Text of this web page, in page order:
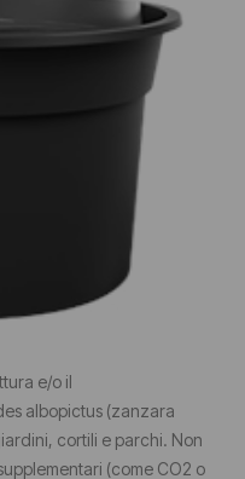
e/o il
albopictus (zanzara
cortili e parchi. Non
(come CO2 o